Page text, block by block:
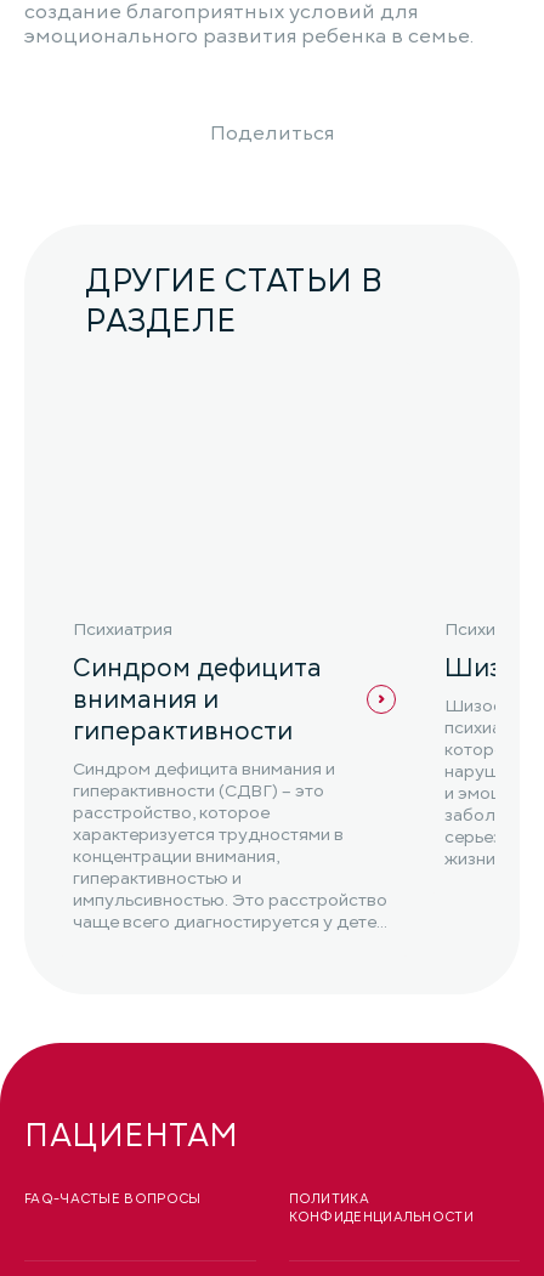
создание благоприятных условий для
эмоционального развития ребенка в семье.
Поделиться
ДРУГИЕ СТАТЬИ В
РАЗДЕЛЕ
Психиатрия
Синдром дефицита
внимания и
гиперактивности
Синдром дефицита внимания и
гиперактивности (СДВГ) – это
расстройство, которое
характеризуется трудностями в
концентрации внимания,
гиперактивностью и
импульсивностью. Это расстройство
чаще всего диагностируется у детей,
Психиатрия
которое
и
серьезное
жизни
ПАЦИЕНТАМ
FAQ-ЧАСТЫЕ ВОПРОСЫ
ПОЛИТИКА
КОНФИДЕНЦИАЛЬНОСТИ